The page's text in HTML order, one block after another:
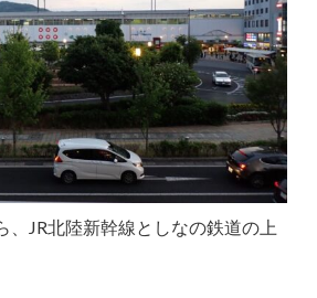
、JR北陸新幹線としなの鉄道の上